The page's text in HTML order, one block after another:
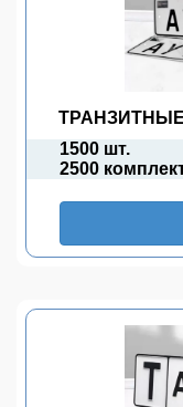
1500 шт.
2500